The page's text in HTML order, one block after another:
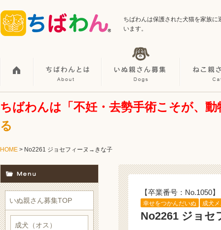
ちばわんは保護された犬猫を家族
います。
ちばわんは「不妊・去勢手術こそが、
る
HOME > No2261 ジョセフィーヌ→きな子
【卒業番号：No.1050】
幸せをつかんだいぬ 成犬
No2261 ジョ
いぬ親さん募集TOP
成犬（オス）